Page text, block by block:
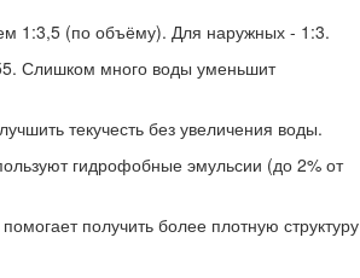
1:3,5 (по объёму). Для наружных - 1:3.
Слишком много воды уменьшит
текучесть без увеличения воды.
гидрофобные эмульсии (до 2% от
получить более плотную структуру